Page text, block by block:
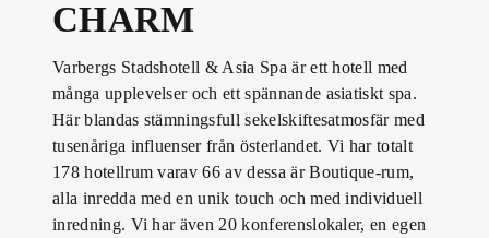
CHARM
Varbergs Stadshotell & Asia Spa är ett hotell med
många upplevelser och ett spännande asiatiskt spa.
Här blandas stämningsfull sekelskiftesatmosfär med
tusenåriga influenser från österlandet. Vi har totalt
178 hotellrum varav 66 av dessa är Boutique-rum,
alla inredda med en unik touch och med individuell
inredning. Vi har även 20 konferenslokaler, en egen